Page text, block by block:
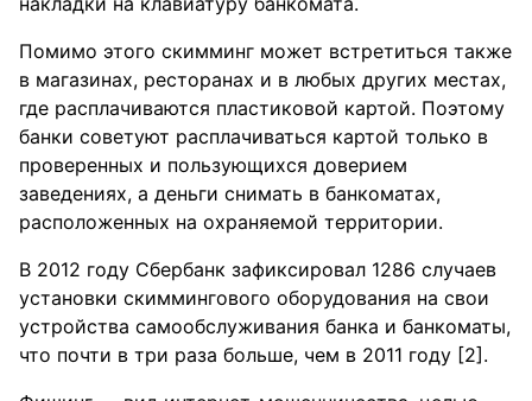
Помимо этого скимминг может встретиться также
в магазинах, ресторанах и в любых других местах,
где расплачиваются пластиковой картой. Поэтому
банки советуют расплачиваться картой только в
проверенных и пользующихся доверием
заведениях, а деньги снимать в банкоматах,
расположенных на охраняемой территории.
В 2012 году Сбербанк зафиксировал 1286 случаев
установки скиммингового оборудования на свои
устройства самообслуживания банка и банкоматы,
что почти в три раза больше, чем в 2011 году [2].